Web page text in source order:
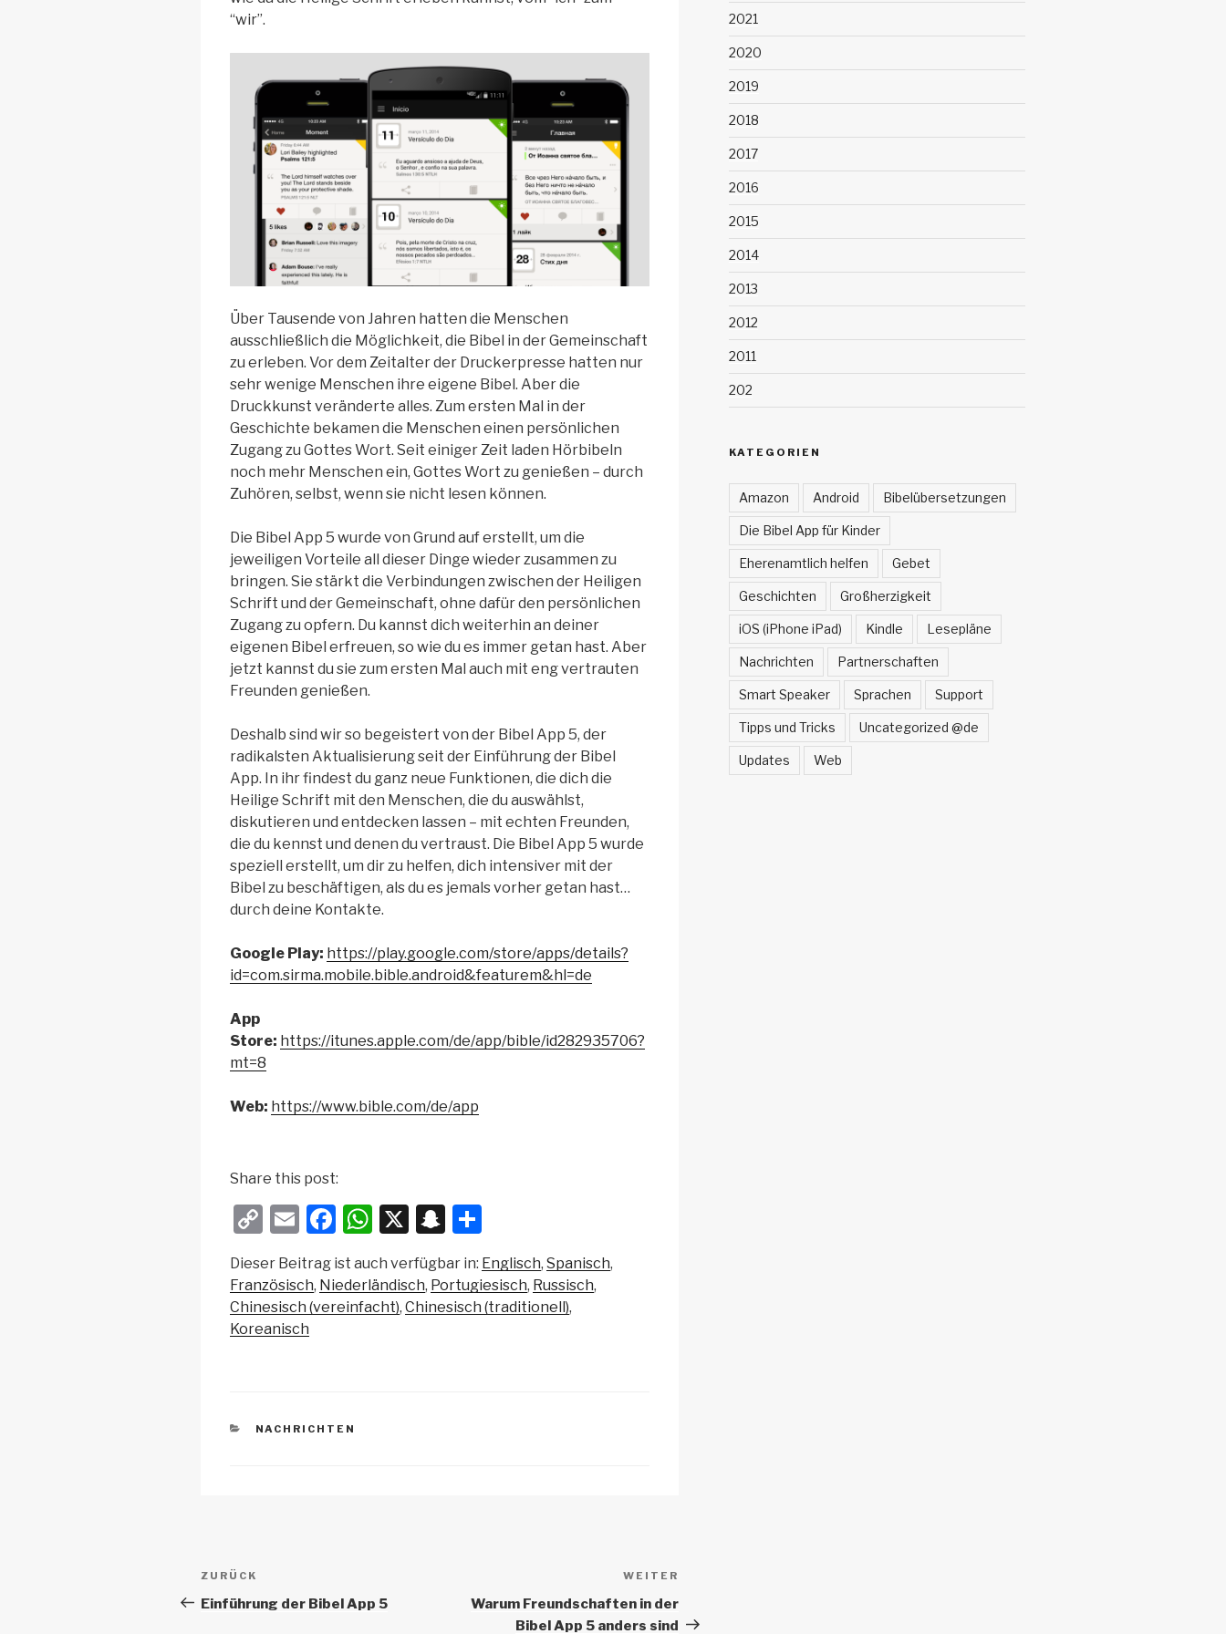
“wir”.
Über Tausende von Jahren hatten die Menschen
ausschließlich die Möglichkeit, die Bibel in der Gemeinschaft
zu erleben. Vor dem Zeitalter der Druckerpresse hatten nur
sehr wenige Menschen ihre eigene Bibel. Aber die
Druckkunst veränderte alles. Zum ersten Mal in der
Geschichte bekamen die Menschen einen persönlichen
Zugang zu Gottes Wort. Seit einiger Zeit laden Hörbibeln
noch mehr Menschen ein, Gottes Wort zu genießen – durch
Zuhören, selbst, wenn sie nicht lesen können.
Die Bibel App 5 wurde von Grund auf erstellt, um die
jeweiligen Vorteile all dieser Dinge wieder zusammen zu
bringen. Sie stärkt die Verbindungen zwischen der Heiligen
Schrift und der Gemeinschaft, ohne dafür den persönlichen
Zugang zu opfern. Du kannst dich weiterhin an deiner
eigenen Bibel erfreuen, so wie du es immer getan hast. Aber
jetzt kannst du sie zum ersten Mal auch mit eng vertrauten
Freunden genießen.
Deshalb sind wir so begeistert von der Bibel App 5, der
radikalsten Aktualisierung seit der Einführung der Bibel
App. In ihr findest du ganz neue Funktionen, die dich die
Heilige Schrift mit den Menschen, die du auswählst,
diskutieren und entdecken lassen – mit echten Freunden,
die du kennst und denen du vertraust. Die Bibel App 5 wurde
speziell erstellt, um dir zu helfen, dich intensiver mit der
Bibel zu beschäftigen, als du es jemals vorher getan hast…
durch deine Kontakte.
Google Play: https://play.google.com/store/apps/details?
id=com.sirma.mobile.bible.android&featurem&hl=de
App
Store: https://itunes.apple.com/de/app/bible/id282935706?
mt=8
Web: https://www.bible.com/de/app
Share this post:
C
p
y
Li
E
ail
F
c
e
k
W
at
s
X
S
a
p
e
n
Dieser Beitrag ist auch verfügbar in: Englisch Spanisch
Französisch Niederländisch Portugiesisch Russisch
Chinesisch (vereinfacht) Chinesisch (traditionell)
Koreanisch
KATEGORIEN
NACHRICHTEN
Beitrags-
Navigation
Vorheriger
Beitrag
ZURÜCK
Einführung der Bibel App 5
Beitrag
WEITER
Warum Freundschaften in der
Bibel App 5 anders sind
2021
2020
2019
2018
2017
2016
2015
2014
2013
2012
2011
202
KATEGORIEN
Amazon Android Bibelübersetzungen
Die Bibel App für Kinder
Eherenamtlich helfen Gebet
Geschichten Großherzigkeit
iOS (iPhone iPad) Kindle Lesepläne
Nachrichten Partnerschaften
Smart Speaker Sprachen Support
Tipps und Tricks Uncategorized @de
Updates Web